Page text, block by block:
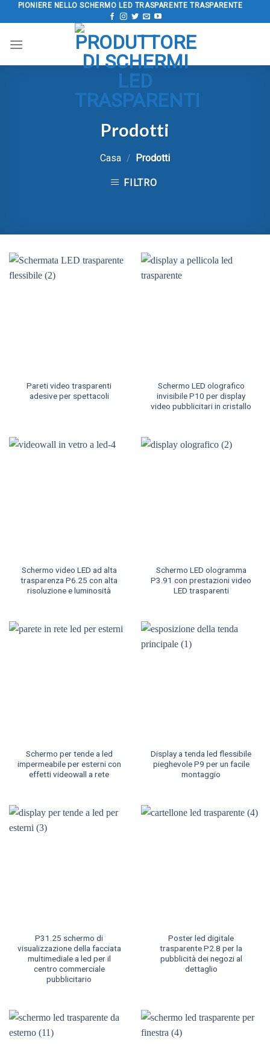
Salta
al
PIONIERE NELLO SCHERMO LED TRASPARENTE TRASPARENTE
Prodotti
Casa / Prodotti
FILTRO
Pareti video trasparenti
adesive per spettacoli
Schermo LED olografico
invisibile P10 per display
video pubblicitari in cristallo
Schermo video LED ad alta
trasparenza P6.25 con alta
risoluzione e luminosità
Schermo LED ologramma
P3.91 con prestazioni video
LED trasparenti
Schermo per tende a led
impermeabile per esterni con
effetti videowall a rete
Display a tenda led flessibile
pieghevole P9 per un facile
montaggio
P31.25 schermo di
visualizzazione della facciata
multimediale a led per il
centro commerciale
pubblicitario
Poster led digitale
trasparente P2.8 per la
pubblicità dei negozi al
dettaglio